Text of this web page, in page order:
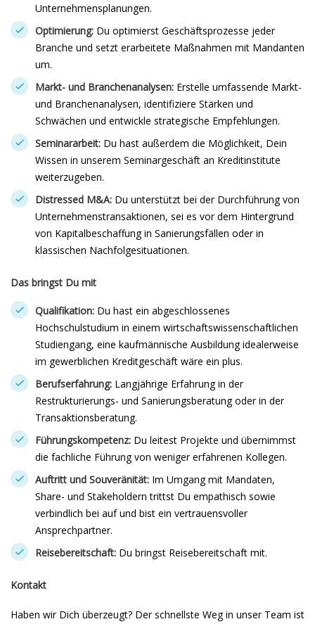
Unternehmensplanungen.
Optimierung: Du optimierst Geschäftsprozesse jeder
Branche und setzt erarbeitete Maßnahmen mit Mandanten
um.
Markt- und Branchenanalysen: Erstelle umfassende Markt-
und Branchenanalysen, identifiziere Stärken und
Schwächen und entwickle strategische Empfehlungen.
Seminararbeit: Du hast außerdem die Möglichkeit, Dein
Wissen in unserem Seminargeschäft an Kreditinstitute
weiterzugeben.
Distressed M&A: Du unterstützt bei der Durchführung von
Unternehmenstransaktionen, sei es vor dem Hintergrund
von Kapitalbeschaffung in Sanierungsfällen oder in
klassischen Nachfolgesituationen.
Das bringst Du mit
Qualifikation: Du hast ein abgeschlossenes
Hochschulstudium in einem wirtschaftswissenschaftlichen
Studiengang, eine kaufmännische Ausbildung idealerweise
im gewerblichen Kreditgeschäft wäre ein plus.
Berufserfahrung: Langjährige Erfahrung in der
Restrukturierungs- und Sanierungsberatung oder in der
Transaktionsberatung.
Führungskompetenz: Du leitest Projekte und übernimmst
die fachliche Führung von weniger erfahrenen Kollegen.
Auftritt und Souveränität: Im Umgang mit Mandaten,
Share- und Stakeholdern trittst Du empathisch sowie
verbindlich bei auf und bist ein vertrauensvoller
Ansprechpartner.
Reisebereitschaft: Du bringst Reisebereitschaft mit.
Kontakt
Haben wir Dich überzeugt? Der schnellste Weg in unser Team ist